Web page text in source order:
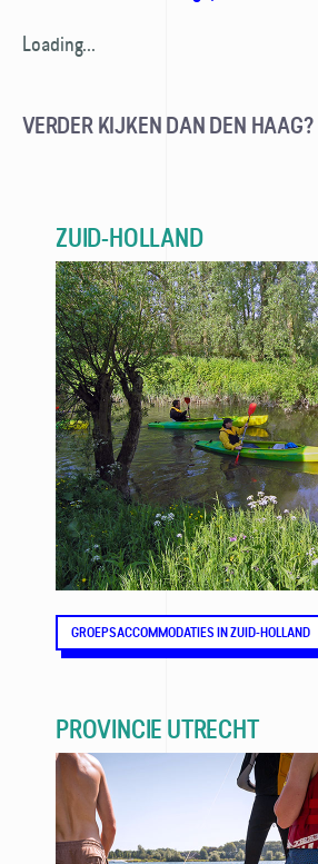
Loading...
VERDER KIJKEN DAN DEN HAAG?
ZUID-HOLLAND
GROEPSACCOMMODATIES IN ZUID-HOLLAND
PROVINCIE UTRECHT